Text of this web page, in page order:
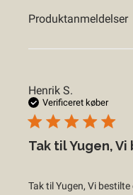
Produktanmeldelser
Henrik S.
Verificeret køber
Tak til Yugen,
Tak til Yugen, Vi
read more about